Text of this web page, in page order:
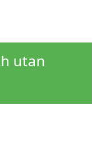
utan